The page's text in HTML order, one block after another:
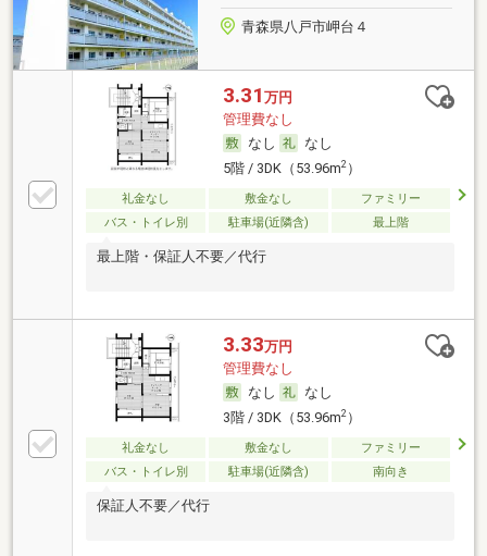
青森県八戸市岬台４
3.31 万円
管理費なし
なし
なし
5階 / 3DK（53.96m2）
礼金なし 敷金なし
ファミリー
バス・トイレ別
駐車場(近隣含) 最上階
最上階・保証人不要／代行
3.33万円
管理費なし
なし
なし
3階 / 3DK（53.96m2）
礼金なし 敷金なし
ファミリー
バス・トイレ別
駐車場(近隣含) 南向き
保証人不要／代行